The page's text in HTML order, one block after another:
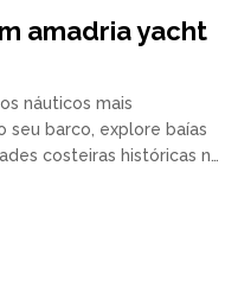
amadria yacht
náuticos mais
seu barco, explore baías
costeiras históricas no